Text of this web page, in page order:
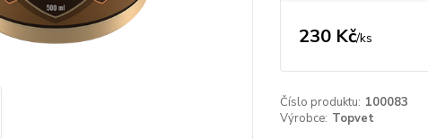
230 Kč/ks
Číslo produktu: 100083
Výrobce: Topvet